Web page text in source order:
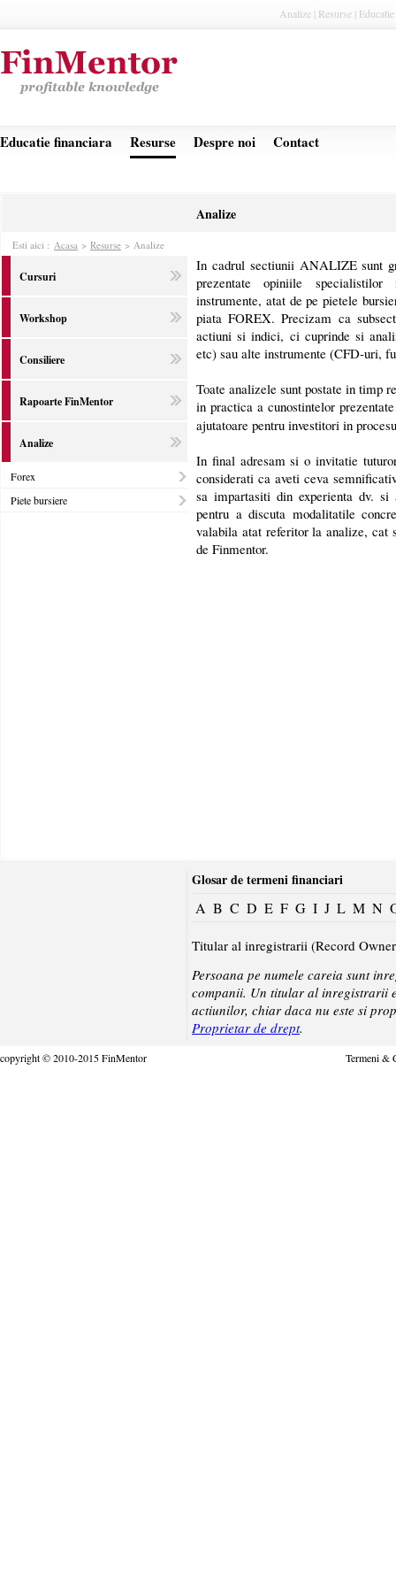
Analize | Resurse |
Educatie financiara Resurse Despre noi Contact
Analize
Esti aici : Acasa > Resurse > Analize
Cursuri
Workshop
Consiliere
Rapoarte FinMentor
Analize
Forex
Piete bursiere
In cadrul sectiunii ANALIZE sunt
prezentate opiniile
instrumente, atat de pe pietele
piata FOREX. Precizam ca
actiuni si indici, ci cuprinde si
etc) sau alte instrumente (CFD-uri,
Toate analizele sunt postate in timp
in practica a cunostintelor
ajutatoare pentru investitori in
In final adresam si o invitatie
considerati ca aveti ceva
sa impartasiti din experienta dv.
pentru a discuta modalitatile
valabila atat referitor la analize, cat
de Finmentor.
Glosar de termeni financiari
A B C D E F G I J L M N
Titular al inregistrarii (Record
Persoana pe numele careia sunt
companii. Un titular al inregistrarii
actiunilor, chiar daca nu este si
Proprietar de drept.
copyright © 2010-2015 FinMentor Termeni &